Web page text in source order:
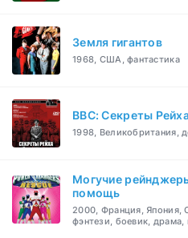
Земля гигантов
1968, США, фантастика
BBC: Секреты
1998, Великобритания,
Могучие
помощь
2000, Франция, Япония,
фэнтези, боевик,